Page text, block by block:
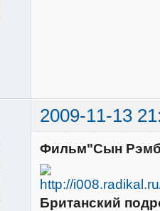
2009-11-13
Фильм"Сын
Британский